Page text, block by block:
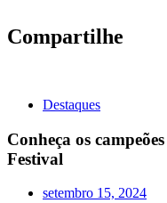
Compartilhe
Destaques
Conheça os
Festival
setembro 15, 2024